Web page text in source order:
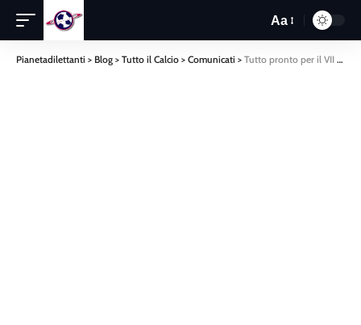
Aa
Pianetadilettanti > Blog > Tutto il Calcio > Comunicati > Tutto pronto per il VII Torneo Internazionale città di Lamezia Terme